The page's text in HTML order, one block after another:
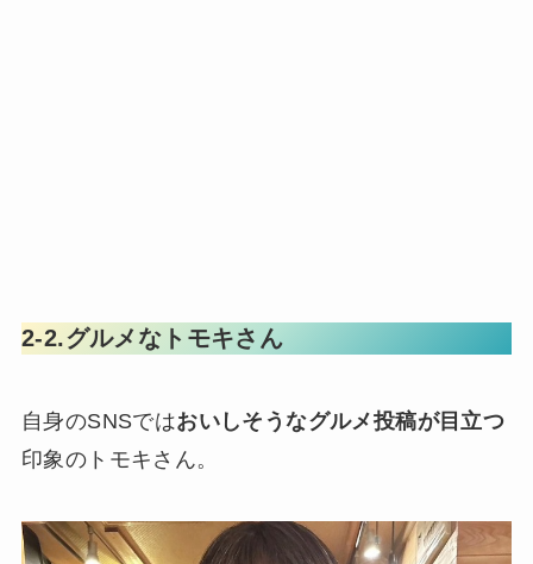
2-2.グルメなトモキさん
自身のSNSではおいしそうなグルメ投稿が目立つ
印象のトモキさん。